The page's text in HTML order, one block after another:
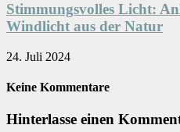
Stimmungsvolles Licht:
Windlicht aus der Natur
24. Juli 2024
Keine Kommentare
Hinterlasse einen